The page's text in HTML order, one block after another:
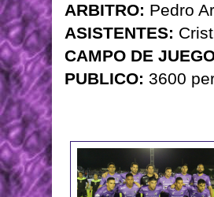
ARBITRO: Pedro
ASISTENTES:
CAMPO DE
PUBLICO: 3600